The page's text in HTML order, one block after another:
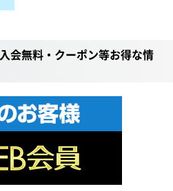
会無料・クーポン等お得な情